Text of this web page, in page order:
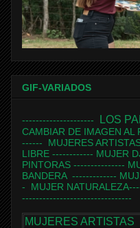
GIF-VARIADOS
--------------------- LOS
CAMBIAR DE IMAGEN AL
------ MUJERES
LIBRE ------------ MUJER
PINTORAS ---------------
BANDERA-------------
- MUJER NATURALEZA
--------------------------------
MUJERES ARTISTAS